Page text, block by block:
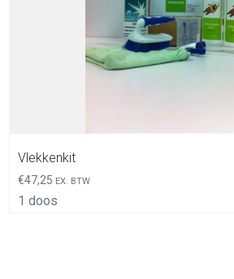
In Winkelwagen
Vlekkenkit
€47,25 EX. BTW
1 doos